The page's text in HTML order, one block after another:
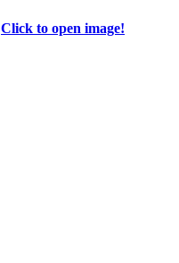
Click to open image!